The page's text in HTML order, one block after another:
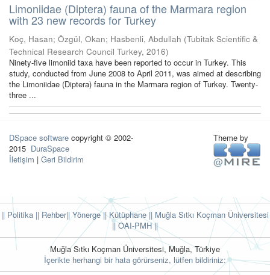
Limoniidae (Diptera) fauna of the Marmara region
with 23 new records for Turkey
Koç, Hasan; Özgül, Okan; Hasbenli, Abdullah (Tubitak Scientific &
Technical Research Council Turkey, 2016)
Ninety-five limoniid taxa have been reported to occur in Turkey. This
study, conducted from June 2008 to April 2011, was aimed at describing
the Limoniidae (Diptera) fauna in the Marmara region of Turkey. Twenty-
three ...
DSpace software copyright © 2002-
2015 DuraSpace
İletişim | Geri Bildirim
Theme by
|| Politika || Rehber|| Yönerge|| Kütüphane || Muğla Sıtkı Koçman Üniversitesi
||OAI-PMH ||
Muğla Sıtkı Koçman Üniversitesi, Muğla, Türkiye
İçerikte herhangi bir hata görürseniz, lütfen bildiriniz: